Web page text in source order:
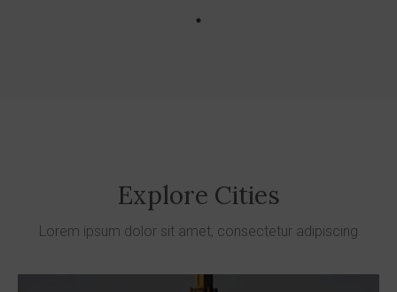
Explore Cities
Lorem ipsum dolor sit amet, consectetur adipiscing